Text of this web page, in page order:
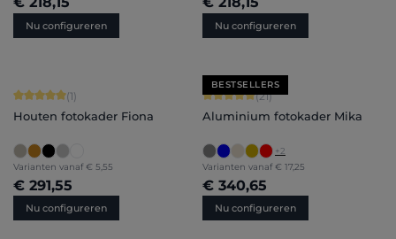
Nu configureren Nu configureren
Gemiddelde score van 5 op 5 sterren
(1)
Houten fotokader Fiona
Varianten vanaf € 5,55
€ 291,55
Nu configureren
BESTSELLERS
Gemiddelde score van 5 op 5 sterren
(21)
Aluminium fotokader Mika
+2
Varianten vanaf € 17,25
€ 340,65
Nu configureren